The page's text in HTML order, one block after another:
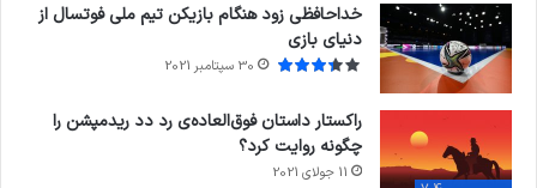
خداحافظی زود هنگام بازیکن تیم ملی فوتسال از
دنیای بازی
30 سپتامبر 2021
راکستار داستان فوق‌العاده‌ی رد دد ریدمپشن را
چگونه روایت کرد؟
11 جولای 2021